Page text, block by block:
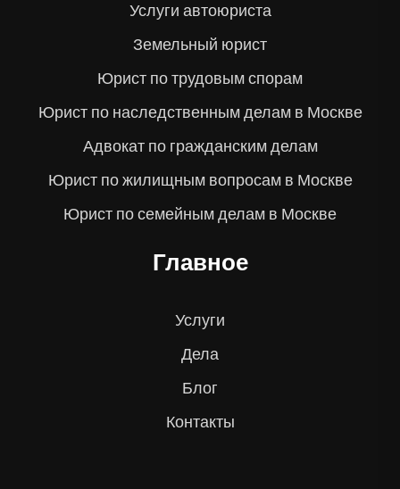
Услуги автоюриста
Земельный юрист
Юрист по трудовым спорам
Юрист по наследственным делам в Москве
Адвокат по гражданским делам
Юрист по жилищным вопросам в Москве
Юрист по семейным делам в Москве
Главное
Услуги
Дела
Блог
Контакты